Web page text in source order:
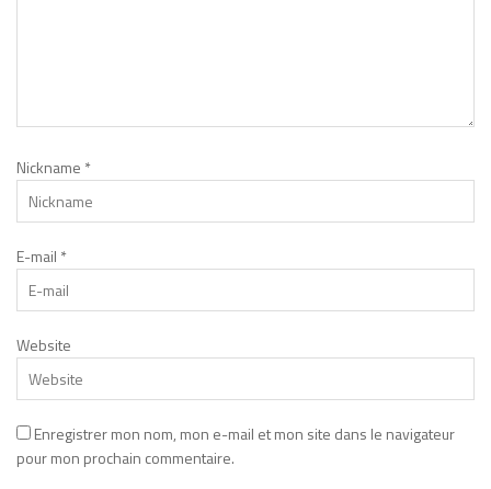
Nickname *
E-mail *
Website
Enregistrer mon nom, mon e-mail et mon site dans le navigateur
pour mon prochain commentaire.